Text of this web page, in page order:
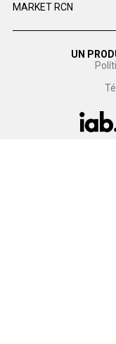
MARKET RCN
UN